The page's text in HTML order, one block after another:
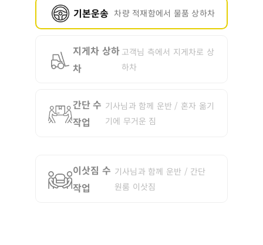
기본운송 차량 적재함에서 물품 상하차
지게차 상하
차
고객님 측에서 지게차로 상
하차
간단 수
작업
기사님과 함께 운반 / 혼자 옮기
기에 무거운 짐
이삿짐 수
작업
기사님과 함께 운반 / 간단
원룸 이삿짐